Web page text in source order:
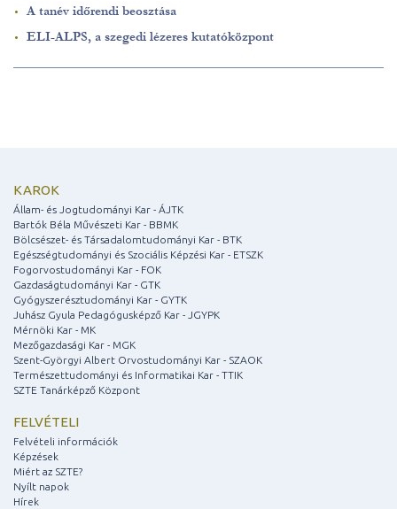
A tanév időrendi beosztása
ELI-ALPS, a szegedi lézeres kutatóközpont
KAROK
Állam- és Jogtudományi Kar - ÁJTK
Bartók Béla Művészeti Kar - BBMK
Bölcsészet- és Társadalomtudományi Kar - BTK
Egészségtudományi és Szociális Képzési Kar - ETSZK
Fogorvostudományi Kar - FOK
Gazdaságtudományi Kar - GTK
Gyógyszerésztudományi Kar - GYTK
Juhász Gyula Pedagógusképző Kar - JGYPK
Mérnöki Kar - MK
Mezőgazdasági Kar - MGK
Szent-Györgyi Albert Orvostudományi Kar - SZAOK
Természettudományi és Informatikai Kar - TTIK
SZTE Tanárképző Központ
FELVÉTELI
Felvételi információk
Képzések
Miért az SZTE?
Nyílt napok
Hírek